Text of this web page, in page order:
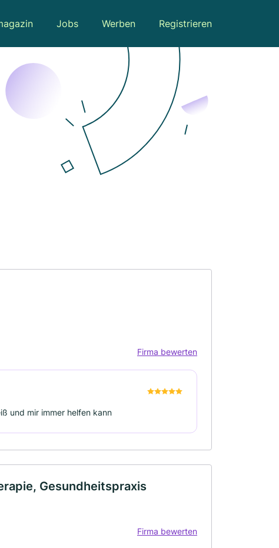
Jobs Werben Registrieren
Firma bewerten
und mir immer helfen kann
Gesundheitspraxis
Firma bewerten